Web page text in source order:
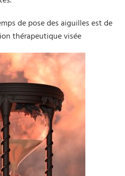
de pose des aiguilles est de
thérapeutique visée